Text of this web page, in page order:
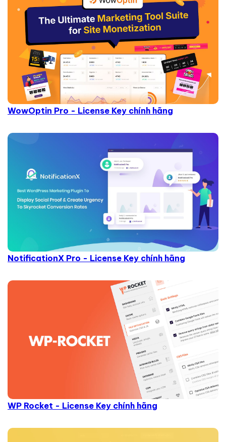
WowOptin Pro - License Key chính hãng
NotificationX Pro - License Key chính hãng
WP Rocket - License Key chính hãng